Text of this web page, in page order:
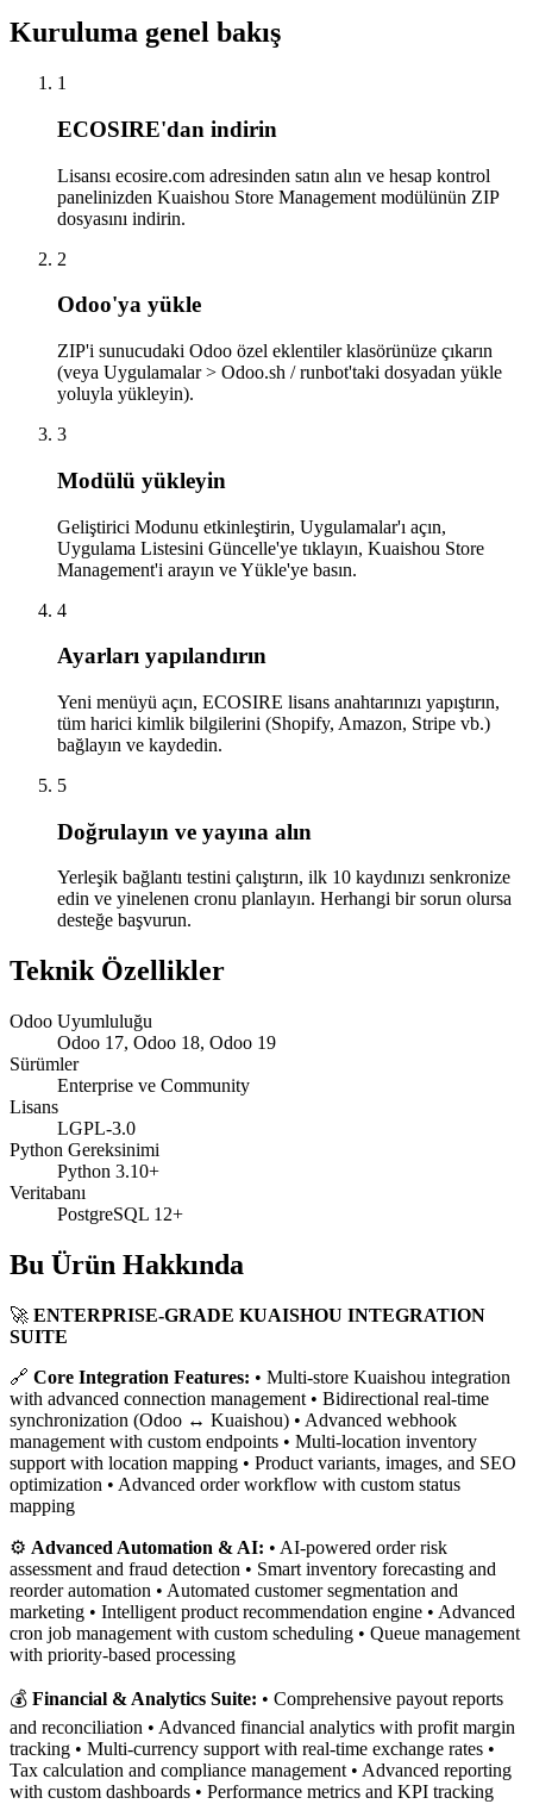
Kuruluma genel bakış
1
ECOSIRE'dan indirin
Lisansı ecosire.com adresinden satın alın ve hesap kontrol
panelinizden Kuaishou Store Management modülünün ZIP
dosyasını indirin.
2
Odoo'ya yükle
ZIP'i sunucudaki Odoo özel eklentiler klasörünüze çıkarın
(veya Uygulamalar > Odoo.sh / runbot'taki dosyadan yükle
yoluyla yükleyin).
3
Modülü yükleyin
Geliştirici Modunu etkinleştirin, Uygulamalar'ı açın,
Uygulama Listesini Güncelle'ye tıklayın, Kuaishou Store
Management'i arayın ve Yükle'ye basın.
4
Ayarları yapılandırın
Yeni menüyü açın, ECOSIRE lisans anahtarınızı yapıştırın,
tüm harici kimlik bilgilerini (Shopify, Amazon, Stripe vb.)
bağlayın ve kaydedin.
5
Doğrulayın ve yayına alın
Yerleşik bağlantı testini çalıştırın, ilk 10 kaydınızı senkronize
edin ve yinelenen cronu planlayın. Herhangi bir sorun olursa
desteğe başvurun.
Teknik Özellikler
Odoo Uyumluluğu
Odoo 17, Odoo 18, Odoo 19
Sürümler
Enterprise ve Community
Lisans
LGPL-3.0
Python Gereksinimi
Python 3.10+
Veritabanı
PostgreSQL 12+
Bu Ürün Hakkında
🚀 ENTERPRISE-GRADE KUAISHOU INTEGRATION
SUITE
🔗 Core Integration Features: • Multi-store Kuaishou integration
with advanced connection management • Bidirectional real-time
synchronization (Odoo ↔ Kuaishou) • Advanced webhook
management with custom endpoints • Multi-location inventory
support with location mapping • Product variants, images, and SEO
optimization • Advanced order workflow with custom status
mapping
⚙️ Advanced Automation & AI: • AI-powered order risk
assessment and fraud detection • Smart inventory forecasting and
reorder automation • Automated customer segmentation and
marketing • Intelligent product recommendation engine • Advanced
cron job management with custom scheduling • Queue management
with priority-based processing
💰 Financial & Analytics Suite: • Comprehensive payout reports
and reconciliation • Advanced financial analytics with profit margin
tracking • Multi-currency support with real-time exchange rates •
Tax calculation and compliance management • Advanced reporting
with custom dashboards • Performance metrics and KPI tracking